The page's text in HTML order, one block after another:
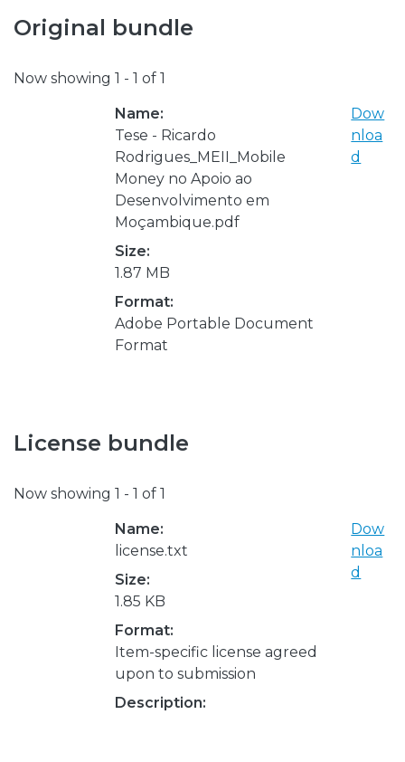
Original bundle
Now showing 1 - 1 of 1
Name:
Tese - Ricardo
Rodrigues_MEII_Mobile
Money no Apoio ao
Desenvolvimento em
Moçambique.pdf
Size:
1.87 MB
Format:
Adobe Portable Document
Format
Dow
nloa
d
License bundle
Now showing 1 - 1 of 1
Name:
license.txt
Size:
1.85 KB
Format:
Item-specific license agreed
upon to submission
Description:
Dow
nloa
d